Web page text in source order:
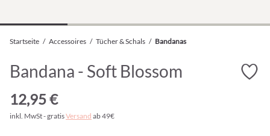
Startseite / Accessoires / Tücher & Schals / Bandanas
Bandana - Soft Blossom
12,95 €
inkl. MwSt - gratisVersand ab 49€